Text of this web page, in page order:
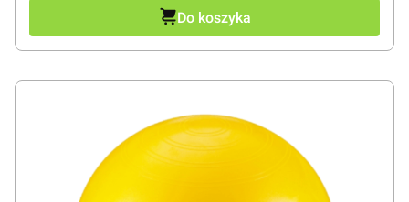
Do koszyka